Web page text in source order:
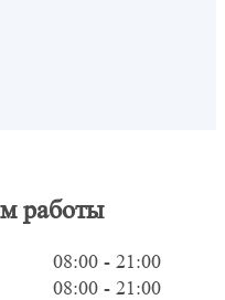
работы
08:00 - 21:00
08:00 - 21:00